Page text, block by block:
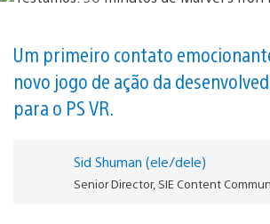
Um primeiro contato
novo jogo de ação da
para o PS VR.
Sid Shuman (ele/dele)
Senior Director, SIE Content